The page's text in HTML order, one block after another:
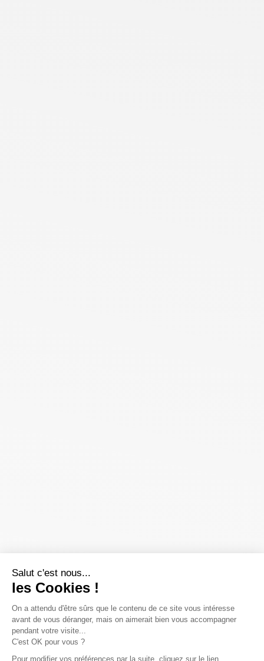
Salut c'est nous...
les Cookies !
On a attendu d'être sûrs que le contenu de ce site vous intéresse
avant de vous déranger, mais on aimerait bien vous accompagner
pendant votre visite...
C'est OK pour vous ?
Pour modifier vos préférences par la suite, cliquez sur le lien